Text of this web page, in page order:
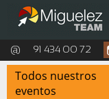
@ 91 434 00 72
Todos nuestros
eventos